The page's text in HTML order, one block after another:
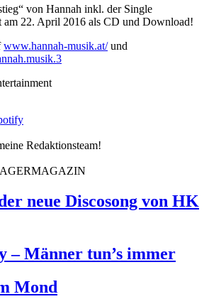
von Hannah inkl. der Single
am 22. April 2016 als CD und Download!
www.hannah-musik.at/und
Redaktionsteam!
neue Discosong von HK
– Männer tun’s immer
Mond